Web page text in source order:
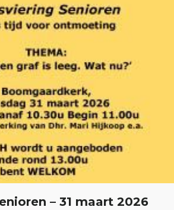
– 31 maart 2026